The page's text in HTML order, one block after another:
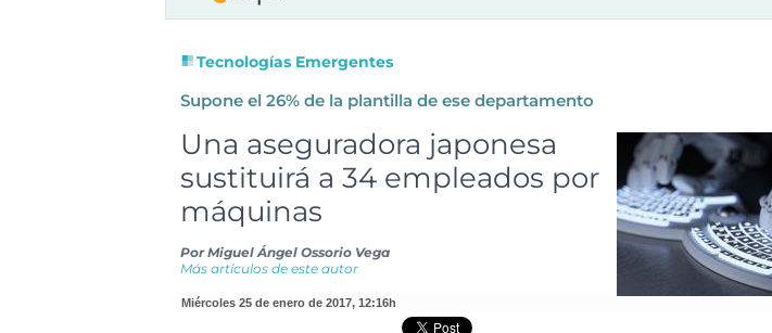
Tecnologías Emergentes
Supone el 26% de la plantilla de ese departamento
Una aseguradora japonesa
sustituirá a 34 empleados por
máquinas
PorMiguel Ángel Ossorio Vega
Más artículos de este autor
miércoles 25 de enero de 2017, 12:16h